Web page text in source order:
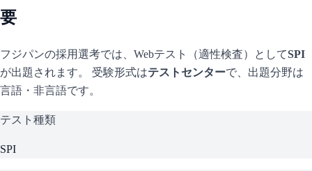
要
フジパンの採用選考では、Webテスト（適性検査）としてSPI
が出題されます。 受験形式はテストセンターで、 出題分野は
言語・非言語です。
テスト種類
SPI